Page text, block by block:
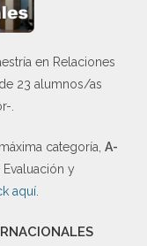
en Relaciones
23 alumnos/as
.
categoría, A-
y
aquí.